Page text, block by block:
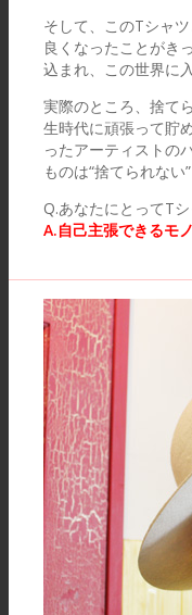
そして、このTシャ
良くなったことがき
込まれ、この世界に
実際のところ、捨て
生時代に頑張って貯
ったアーティストの
ものは“捨てられない
Q.あなたにとってT
A.自己主張できるモノ